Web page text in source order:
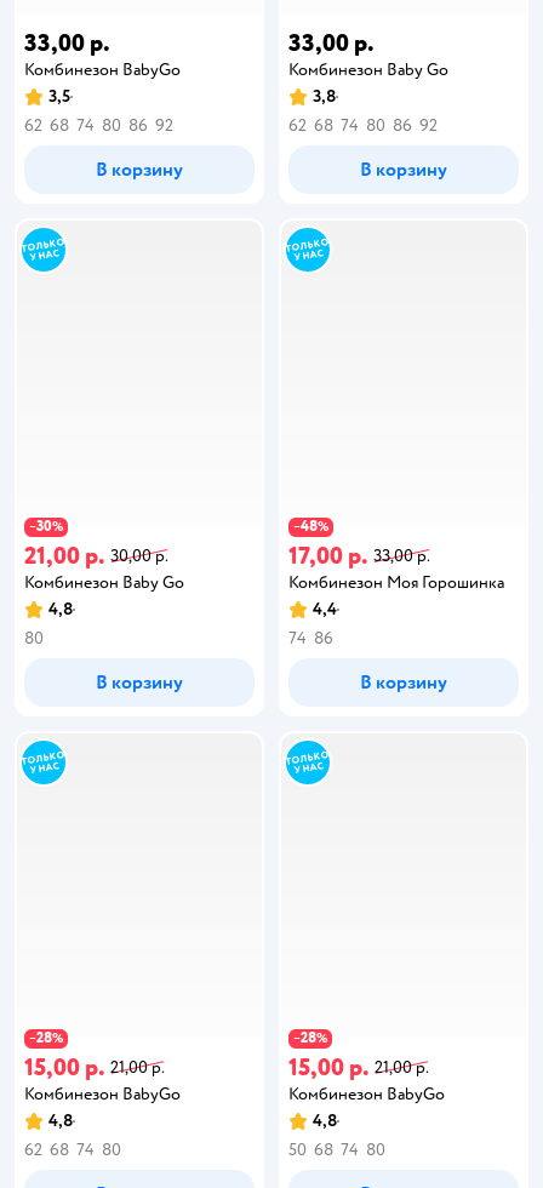
33,00 р.
Комбинезон BabyGо
3,5
62 68 74 80 86 92
В корзину
33,00 р.
Комбинезон Baby Go
3,8
62 68 74 80 86 92
В корзину
−30%
21,00 р. 30,00 р.
Комбинезон Baby Gо
4,8
80
В корзину
−48%
17,00 р. 33,00 р.
Комбинезон Моя Горошинка
4,4
74 86
В корзину
−28%
15,00 р. 21,00 р.
Комбинезон BabyGo
4,8
62 68 74 80
−28%
15,00 р. 21,00 р.
Комбинезон BabyGo
4,8
50 68 74 80